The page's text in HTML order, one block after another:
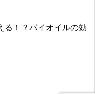
る！？バイオイルの効